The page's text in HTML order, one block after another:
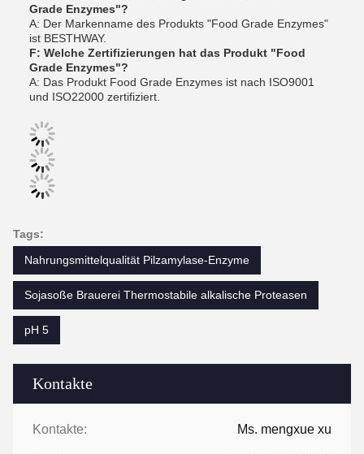
Kontakte
Kontakte: Ms. mengxue xu
Grade Enzymes"?
A: Der Markenname des Produkts "Food Grade Enzymes"
ist BESTHWAY.
F: Welche Zertifizierungen hat das Produkt "Food
Grade Enzymes"?
A: Das Produkt Food Grade Enzymes ist nach ISO9001
und ISO22000 zertifiziert.
Tags:
Nahrungsmittelqualität Pilzamylase-Enzyme
Sojasoße Brauerei Thermostabile alkalische Proteasen
pH 5